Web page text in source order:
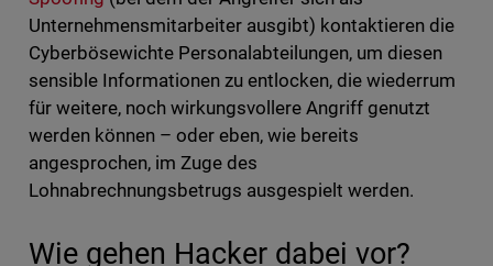
Unternehmensmitarbeiter ausgibt) kontaktieren die
Cyberbösewichte Personalabteilungen, um diesen
sensible Informationen zu entlocken, die wiederrum
für weitere, noch wirkungsvollere Angriff genutzt
werden können – oder eben, wie bereits
angesprochen, im Zuge des
Lohnabrechnungsbetrugs ausgespielt werden.
Wie gehen Hacker dabei vor?